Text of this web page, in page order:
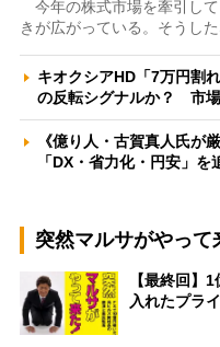
今年の株式市場を牽引し
きが広がっている。そうし
キオクシアHD「7万円割
の反転シグナルか？ 市
《億り人・古賀真人氏が
「DX・省力化・円安」
突然マルサがやって
【最終回】
入れたプラ